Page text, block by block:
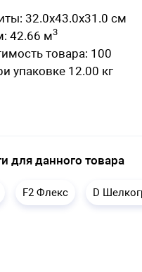
32.0x43.0x31.0 см
42.66 м3
товара: 100
упаковке 12.00 кг
для данного товара
F2 Флекс D